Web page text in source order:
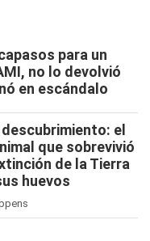
para un
no lo devolvió
en escándalo
el
que sobrevivió
de la Tierra
huevos